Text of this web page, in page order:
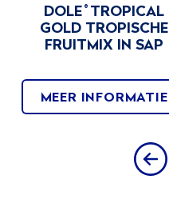
DOLE ®TROPICAL
GOLD TROPISCHE
FRUITMIX IN SAP
MEER INFORMATIE